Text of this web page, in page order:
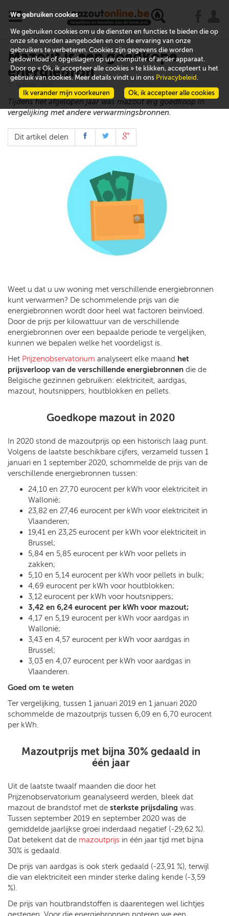
x
Mazout is een goedkope
energiebron
Tijdens het afgelopen jaar was mazout erg goedkoop in
vergelijking met andere verwarmingsbronnen.
Dit artikel delen
Weet u dat u uw woning met verschillende energiebronnen
kunt verwarmen? De schommelende prijs van die
energiebronnen wordt door heel wat factoren beïnvloed.
Door de prijs per kilowattuur van de verschillende
energiebronnen over een bepaalde periode te vergelijken,
kunnen we bepalen welke het voordeligst is.
Het Prijzenobservatorium analyseert elke maand het
prijsverloop van de verschillende energiebronnen die de
Belgische gezinnen gebruiken: elektriciteit, aardgas,
mazout, houtsnippers, houtblokken en pellets.
Goedkope mazout in 2020
In 2020 stond de mazoutprijs op een historisch laag punt.
Volgens de laatste beschikbare cijfers, verzameld tussen 1
januari en 1 september 2020, schommelde de prijs van de
verschillende energiebronnen tussen:
24,10 en 27,70 eurocent per kWh voor elektriciteit in
Wallonië;
23,82 en 27,46 eurocent per kWh voor elektriciteit in
Vlaanderen;
19,41 en 23,25 eurocent per kWh voor elektriciteit in
Brussel;
5,84 en 5,85 eurocent per kWh voor pellets in
zakken;
5,10 en 5,14 eurocent per kWh voor pellets in bulk;
4,69 eurocent per kWh voor houtblokken;
3,12 eurocent per kWh voor houtsnippers;
3,42 en 6,24 eurocent per kWh voor mazout;
4,17 en 5,19 eurocent per kWh voor aardgas in
Wallonië;
3,43 en 4,57 eurocent per kWh voor aardgas in
Brussel;
3,03 en 4,07 eurocent per kWh voor aardgas in
Vlaanderen.
Goed om te weten
Ter vergelijking, tussen 1 januari 2019 en 1 januari 2020
schommelde de mazoutprijs tussen 6,09 en 6,70 eurocent
per kWh.
Mazoutprijs met bijna 30% gedaald in
één jaar
Uit de laatste twaalf maanden die door het
Prijzenobservatorium geanalyseerd werden, bleek dat
mazout de brandstof met de sterkste prijsdaling was.
Tussen september 2019 en september 2020 was de
gemiddelde jaarlijkse groei inderdaad negatief (-29,62 %).
Dat betekent dat de mazoutprijs in één jaar tijd met bijna
30% is gedaald.
De prijs van aardgas is ook sterk gedaald (-23,91 %), terwijl
die van elektriciteit een minder sterke daling kende (-3,59
%).
De prijs van houtbrandstoffen is daarentegen wel lichtjes
We gebruiken cookies
We gebruiken cookies om u de diensten en functies te bieden die op
onze site worden aangeboden en om de ervaring van onze
gebruikers te verbeteren. Cookies zijn gegevens die worden
gedownload of opgeslagen op uw computer of ander apparaat.
Door op « Ok, ik accepteer alle cookies » te klikken, accepteert u het
gebruik van cookies. Meer details vindt u in ons Privacybeleid .
Ok, ik accepteer alle cookies
Ik verander mijn voorkeuren